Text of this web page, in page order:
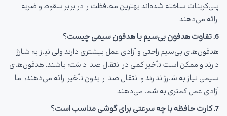
پلی‌کربنات ساخته شده‌اند بهترین محافظت را در برابر سقوط و ضربه
ارائه می‌دهند.
6. تفاوت هدفون بی‌سیم با هدفون سیمی چیست؟
هدفون‌های بی‌سیم راحتی و آزادی عمل بیشتری دارند ولی نیاز به شارژ
دارند و ممکن است تأخیر کمی در انتقال صدا داشته باشند. هدفون‌های
سیمی نیاز به شارژ ندارند و انتقال صدا را بدون تأخیر ارائه می‌دهند، اما
آزادی عمل کمتری به شما می‌دهند.
7. کارت حافظه با چه سرعتی برای گوشی مناسب است؟